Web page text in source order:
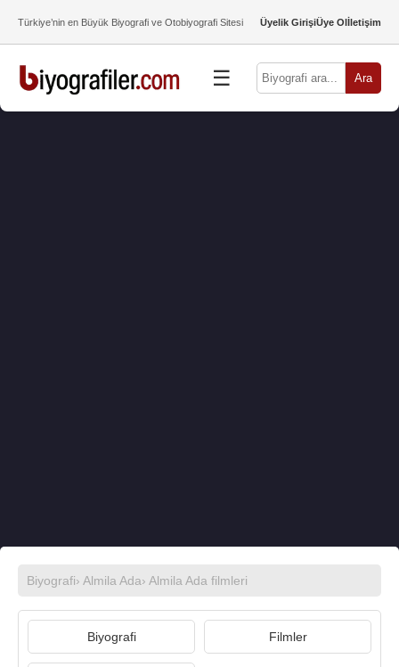
Türkiye’nin en Büyük Biyografi ve Otobiyografi Sitesi Üyelik GirişiÜye Olİletişim
☰ Ara
Biyografi› Almila Ada› Almila Ada filmleri
Biyografi Filmler